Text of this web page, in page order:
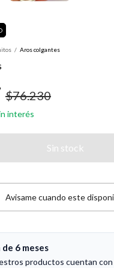
/ Aros colgantes
$76.230
interés
Avisame cuando este
6 meses
productos cuentan con